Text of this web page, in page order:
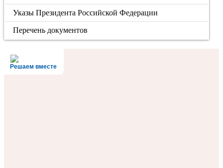
Указы Президента Российской Федерации
Перечень документов
Решаем вместе